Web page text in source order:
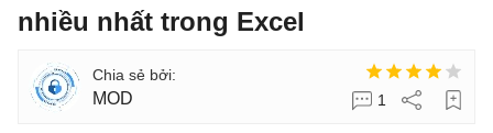
nhiều nhất trong Excel
1
MOD